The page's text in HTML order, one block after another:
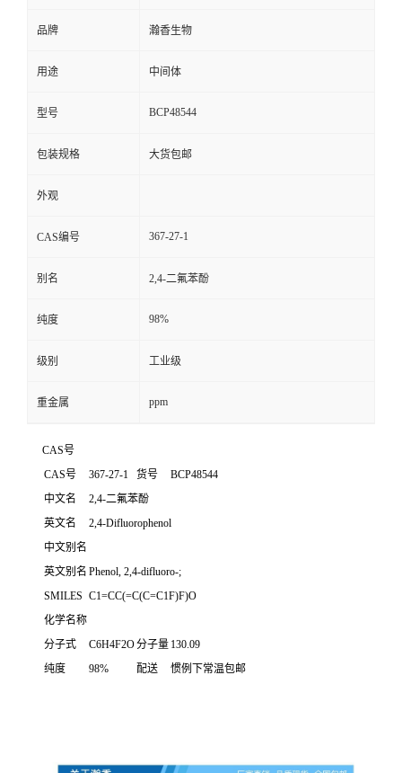
品牌 瀚香生物
用途 中间体
型号 BCP48544
包装规格 大货包邮
外观
CAS编号 367-27-1
别名 2,4-二氟苯酚
纯度 98%
级别 工业级
重金属 ppm
CAS号
CAS号
367-27-1 货号
BCP48544
中文名
2,4-二氟苯酚
英文名
2,4-Difluorophenol
中文别名
英文别名 Phenol, 2,4-difluoro-;
SMILES C1=CC(=C(C=C1F)F)O
化学名称
分子式
C6H4F2O分子量 130.09
纯度
98% 配送 惯例下常温包邮